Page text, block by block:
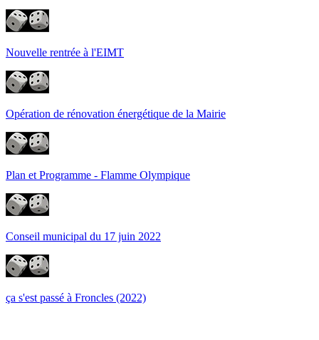
Nouvelle rentrée à l'EIMT
Opération de rénovation énergétique de la Mairie
Plan et Programme - Flamme Olympique
Conseil municipal du 17 juin 2022
ça s'est passé à Froncles (2022)